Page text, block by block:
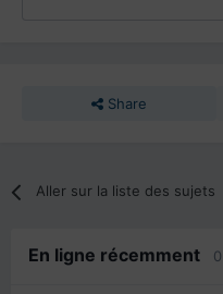
Share
Aller sur la liste des sujets
En ligne récemment